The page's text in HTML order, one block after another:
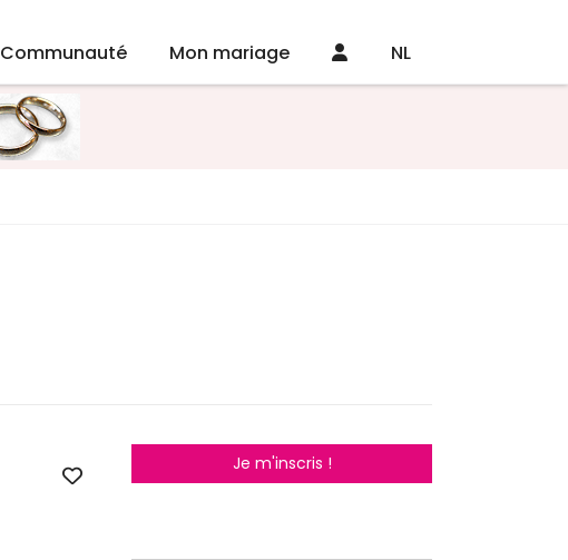
Communauté Mon mariage NL
Je m'inscris !